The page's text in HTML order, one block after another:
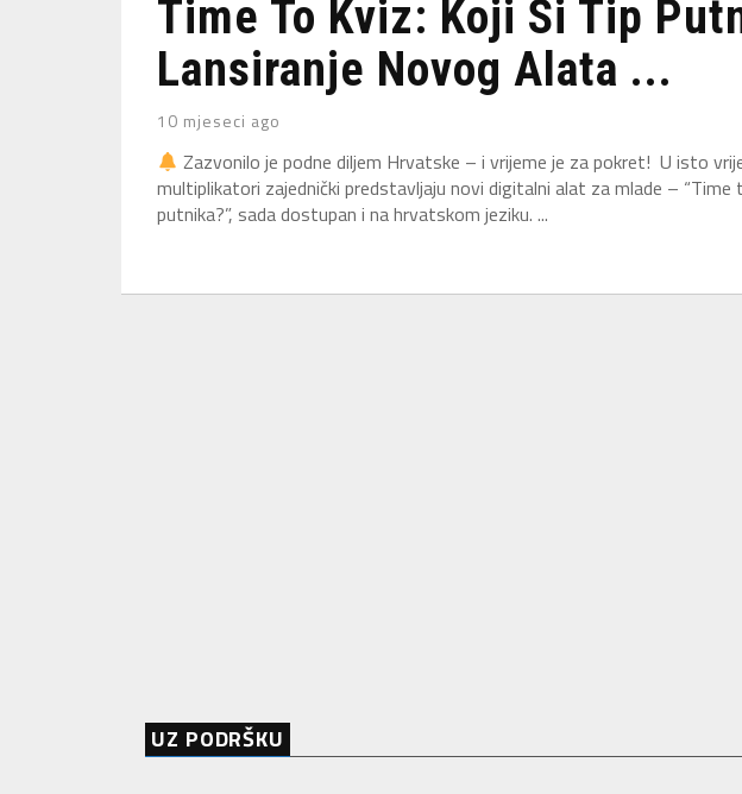
Time To Kviz: Koji Si Tip
Lansiranje Novog Alata ...
10 mjeseci ago
Zazvonilo je podne diljem Hrvatske – i vrijeme je za pokret! U isto
multiplikatori zajednički predstavljaju novi digitalni alat za mlade – “Time
putnika?”, sada dostupan i na hrvatskom jeziku. ...
UZ PODRŠKU